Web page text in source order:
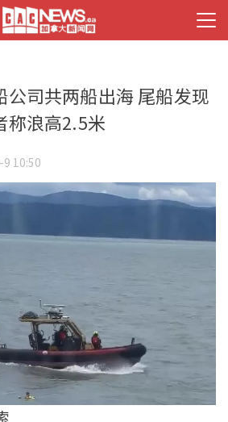
公司共两船出海 尾船发现
称浪高2.5米
10:50